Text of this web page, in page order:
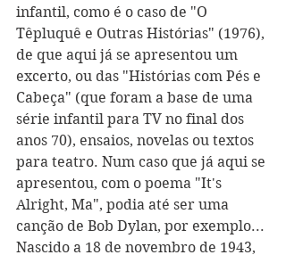
infantil, como é o caso de "O
Têpluquê e Outras Histórias" (1976),
de que aqui já se apresentou um
excerto, ou das "Histórias com Pés e
Cabeça" (que foram a base de uma
série infantil para TV no final dos
anos 70), ensaios, novelas ou textos
para teatro. Num caso que já aqui se
apresentou, com o poema "It's
Alright, Ma", podia até ser uma
canção de Bob Dylan, por exemplo...
Nascido a 18 de novembro de 1943,